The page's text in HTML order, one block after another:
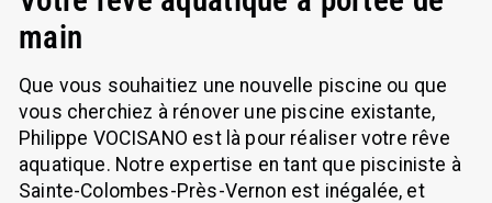
main
Que vous souhaitiez une nouvelle piscine ou que
vous cherchiez à rénover une piscine existante,
Philippe VOCISANO est là pour réaliser votre rêve
aquatique. Notre expertise en tant que pisciniste à
Sainte-Colombes-Près-Vernon est inégalée, et